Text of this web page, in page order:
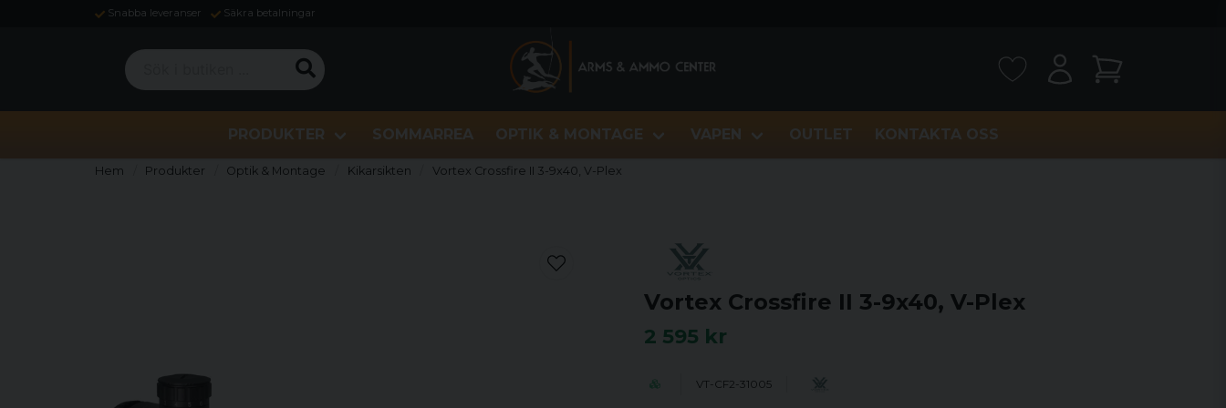
Snabba leveranser Säkra betalningar
Sök i butiken ...
PRODUKTER SOMMARREA OPTIK & MONTAGE VAPEN OUTLET KONTAKTA OSS
Hem Produkter Optik & Montage Kikarsikten Vortex Crossfire II 3-9x40, V-Plex
Vortex Crossfire II 3-9x40, V-Plex
2 595 kr
VT-CF2-31005